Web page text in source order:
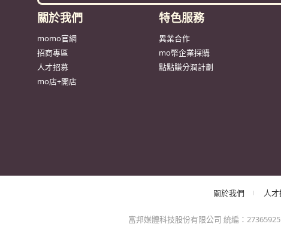
關於我們
momo官網
招商專區
人才招募
mo店+開店
特色服務
異業合作
mo幣企業採購
點點賺分潤計劃
關於我們 人
富邦媒體科技股份有限公司 統編：